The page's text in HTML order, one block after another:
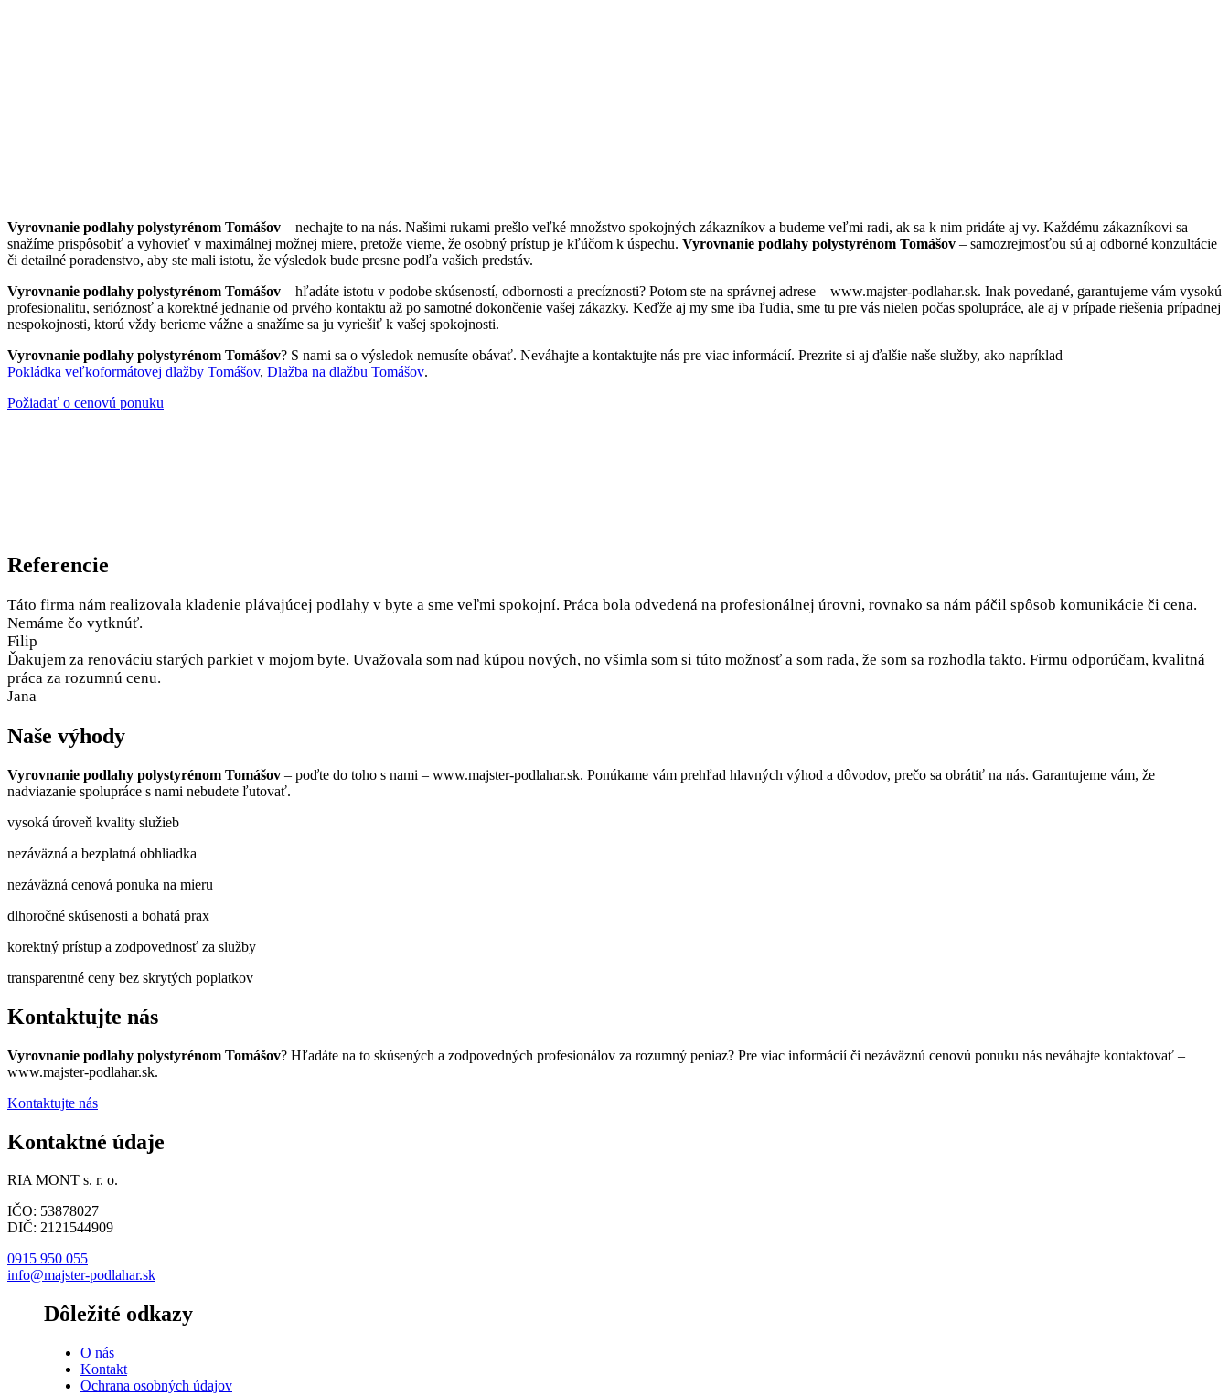
Vyrovnanie podlahy polystyrénom Tomášov – nechajte to na nás. Našimi rukami prešlo veľké množstvo spokojných zákazníkov a budeme veľmi radi, ak sa k nim pridáte aj vy. Každému zákazníkovi sa
snažíme prispôsobiť a vyhovieť v maximálnej možnej miere, pretože vieme, že osobný prístup je kľúčom k úspechu. Vyrovnanie podlahy polystyrénom Tomášov – samozrejmosťou sú aj odborné konzultácie
či detailné poradenstvo, aby ste mali istotu, že výsledok bude presne podľa vašich predstáv.
Vyrovnanie podlahy polystyrénom Tomášov – hľadáte istotu v podobe skúseností, odbornosti a precíznosti? Potom ste na správnej adrese – www.majster-podlahar.sk. Inak povedané, garantujeme vám vysokú
profesionalitu, serióznosť a korektné jednanie od prvého kontaktu až po samotné dokončenie vašej zákazky. Keďže aj my sme iba ľudia, sme tu pre vás nielen počas spolupráce, ale aj v prípade riešenia prípadnej
nespokojnosti, ktorú vždy berieme vážne a snažíme sa ju vyriešiť k vašej spokojnosti.
Vyrovnanie podlahy polystyrénom Tomášov? S nami sa o výsledok nemusíte obávať. Neváhajte a kontaktujte nás pre viac informácií. Prezrite si aj ďalšie naše služby, ako napríklad
Pokládka veľkoformátovej dlažby Tomášov, Dlažba na dlažbu Tomášov.
Požiadať o cenovú ponuku
Referencie
Táto firma nám realizovala kladenie plávajúcej podlahy v byte a sme veľmi spokojní. Práca bola odvedená na profesionálnej úrovni, rovnako sa nám páčil spôsob komunikácie či cena.
Nemáme čo vytknúť.
Filip
Ďakujem za renováciu starých parkiet v mojom byte. Uvažovala som nad kúpou nových, no všimla som si túto možnosť a som rada, že som sa rozhodla takto. Firmu odporúčam, kvalitná
práca za rozumnú cenu.
Jana
Naše výhody
Vyrovnanie podlahy polystyrénom Tomášov – poďte do toho s nami – www.majster-podlahar.sk. Ponúkame vám prehľad hlavných výhod a dôvodov, prečo sa obrátiť na nás. Garantujeme vám, že
nadviazanie spolupráce s nami nebudete ľutovať.
vysoká úroveň kvality služieb
nezáväzná a bezplatná obhliadka
nezáväzná cenová ponuka na mieru
dlhoročné skúsenosti a bohatá prax
korektný prístup a zodpovednosť za služby
transparentné ceny bez skrytých poplatkov
Kontaktujte nás
Vyrovnanie podlahy polystyrénom Tomášov? Hľadáte na to skúsených a zodpovedných profesionálov za rozumný peniaz? Pre viac informácií či nezáväznú cenovú ponuku nás neváhajte kontaktovať –
www.majster-podlahar.sk.
Kontaktujte nás
Kontaktné údaje
RIA MONT s. r. o.
IČO: 53878027
DIČ: 2121544909
0915 950 055
info@majster-podlahar.sk
Dôležité odkazy
O nás
Kontakt
Ochrana osobných údajov